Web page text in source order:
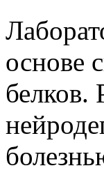
основе
белков.